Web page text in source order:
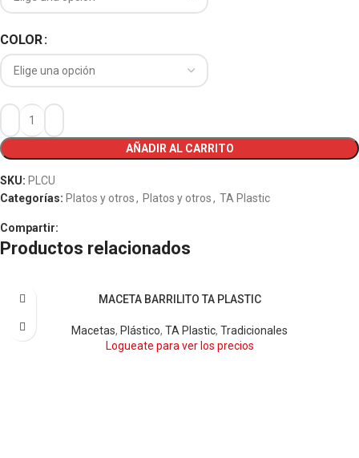
COLOR
AÑADIR AL CARRITO
SKU: PLCU
Categorías: Platos y otros, Platos y otros, TA Plastic
Compartir:
Productos relacionados
MACETA BARRILITO TA PLASTIC
Macetas, Plástico, TA Plastic, Tradicionales
Logueate para ver los precios